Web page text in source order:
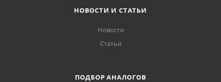
НОВОСТИ И СТАТЬИ
Новости
Статьи
ПОДБОР АНАЛОГОВ